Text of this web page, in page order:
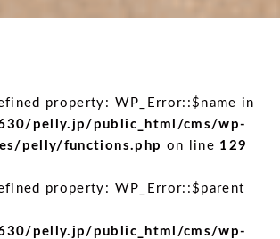
property: WP_Error::$name in
pelly.jp/public_html/cms/wp-
pelly/functions.php on line 129
property: WP_Error::$parent
pelly.jp/public_html/cms/wp-